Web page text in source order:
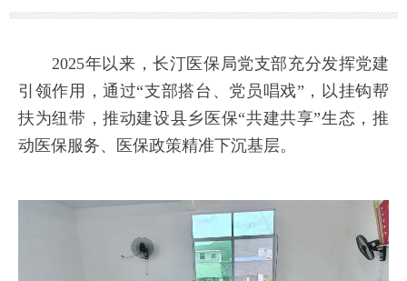
2025年以来，长汀医保局党支部充分发挥党建
引领作用，通过“支部搭台、党员唱戏”，以挂钩帮
扶为纽带，推动建设县乡医保“共建共享”生态，推
动医保服务、医保政策精准下沉基层。